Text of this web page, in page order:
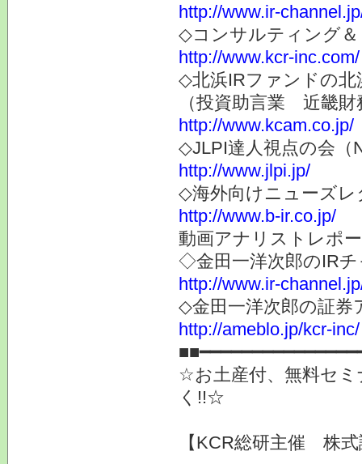
http://www.ir-
◇コンサルティング＆
http://www.kcr-inc.com/
◇北浜IRファンドの北
（投資助言業 近畿財
http://www.kcam.co.jp/
◇JLPI達人視点の会（
http://www.jlpi.jp/
◇海外向けニューズレ
http://www.b-ir.co.jp/
動画アナリストレポ
◇金田一洋次郎のIR
http://www.ir-
◇金田一洋次郎の証券
http://ameblo.jp/kcr-inc/
☆お土産付、無料セ
く!!☆
【KCR総研主催 株